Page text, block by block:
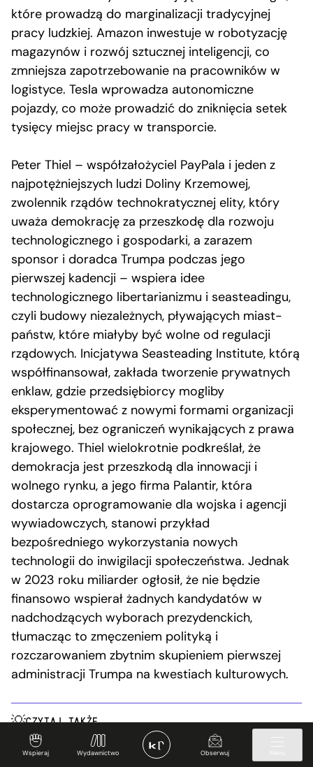
Wspieraj Wydawnictwo Obserwuj
które prowadzą do marginalizacji tradycyjnej
pracy ludzkiej. Amazon inwestuje w robotyzację
magazynów i rozwój sztucznej inteligencji, co
zmniejsza zapotrzebowanie na pracowników w
logistyce. Tesla wprowadza autonomiczne
pojazdy, co może prowadzić do zniknięcia setek
tysięcy miejsc pracy w transporcie.
Peter Thiel – współzałożyciel PayPala i jeden z
najpotężniejszych ludzi Doliny Krzemowej,
zwolennik rządów technokratycznej elity, który
uważa demokrację za przeszkodę dla rozwoju
technologicznego i gospodarki, a zarazem
sponsor i doradca Trumpa podczas jego
pierwszej kadencji – wspiera idee
technologicznego libertarianizmu i seasteadingu,
czyli budowy niezależnych, pływających miast-
państw, które miałyby być wolne od regulacji
rządowych. Inicjatywa Seasteading Institute, którą
współfinansował, zakłada tworzenie prywatnych
enklaw, gdzie przedsiębiorcy mogliby
eksperymentować z nowymi formami organizacji
społecznej, bez ograniczeń wynikających z prawa
krajowego. Thiel wielokrotnie podkreślał, że
demokracja jest przeszkodą dla innowacji i
wolnego rynku, a jego firma Palantir, która
dostarcza oprogramowanie dla wojska i agencji
wywiadowczych, stanowi przykład
bezpośredniego wykorzystania nowych
technologii do inwigilacji społeczeństwa. Jednak
w 2023 roku miliarder ogłosił, że nie będzie
finansowo wspierał żadnych kandydatów w
nadchodzących wyborach prezydenckich,
tłumacząc to zmęczeniem polityką i
rozczarowaniem zbytnim skupieniem pierwszej
administracji Trumpa na kwestiach kulturowych.
CZYTAJ TAKŻE
Walka z biurokracją bywa widowiskowa, ale nie